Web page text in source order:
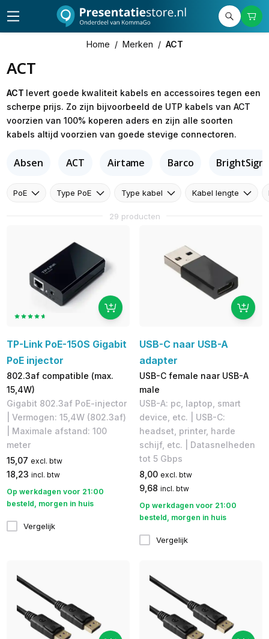
Home / Merken / ACT
ACT
ACT levert goede kwaliteit kabels en accessoires tegen een
scherpe prijs. Zo zijn bijvoorbeeld de UTP kabels van ACT
voorzien van 100% koperen aders en zijn alle soorten
kabels altijd voorzien van goede stevige connectoren.
Absen ACT Airtame Barco BrightSign
PoE Type PoE Type kabel Kabel lengte
29 producten
TP-Link PoE-150S Gigabit
PoE injector
802.3af compatible (max.
15,4W)
Gigabit 802.3af PoE-injector
| Vermogen: 15,4W (802.3af)
| Maximale afstand: 100
meter
15,07 excl. btw
18,23 incl. btw
Op werkdagen voor 21:00
besteld, morgen in huis
Vergelijk
USB-C naar USB-A
adapter
USB-C female naar USB-A
male
USB-A: pc, laptop, smart
device, etc. | USB-C:
headset, printer, harde
schijf, etc. | Datasnelheden
tot 5 Gbps
8,00 excl. btw
9,68 incl. btw
Op werkdagen voor 21:00
besteld, morgen in huis
Vergelijk